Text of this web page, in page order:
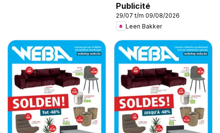
Publicité
29/07 t/m 09/08/2026
Leen Bakker